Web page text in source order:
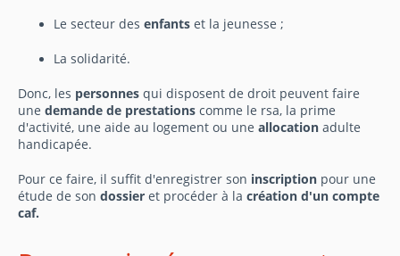
Le secteur des enfants et la jeunesse ;
La solidarité.
Donc, les personnes qui disposent de droit peuvent faire
une demande de prestations comme le rsa, la prime
d'activité, une aide au logement ou une allocation adulte
handicapée.
Pour ce faire, il suffit d'enregistrer son inscription pour une
étude de son dossier et procéder à la création d'un compte
caf.